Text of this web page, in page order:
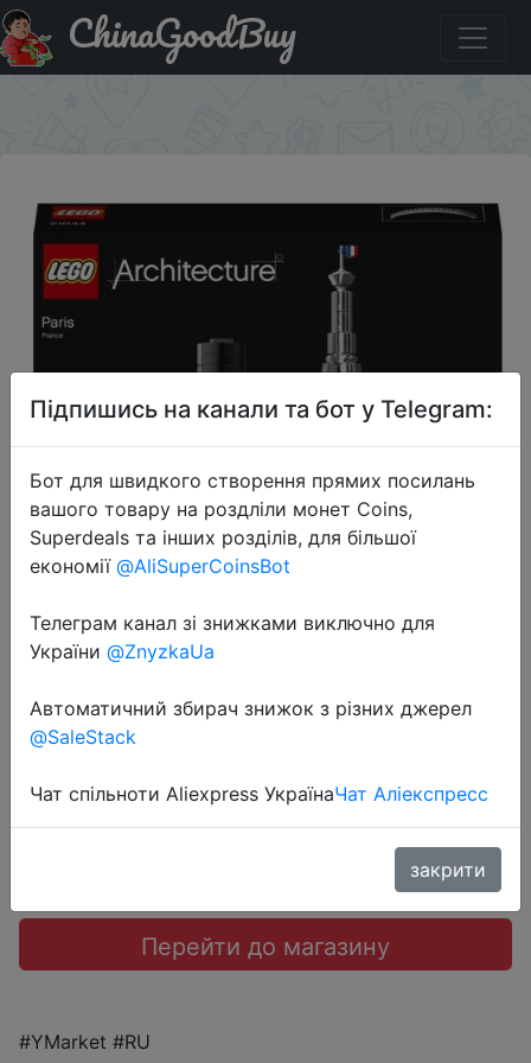
Придбати по акціи Конструктор LEGO Architecture
21044 ПарижChinaGoodBuy
2023-03-03
Конструктор LEGO Architecture
21044 Париж
3599 руб.
Sale
Перейти до магазину
#YMarket #RU
Підпишись на канали та бот у Telegram:
Бот для швидкого створення прямих посилань
вашого товару на роздліли монет Coins,
Superdeals та інших розділів, для більшої
економії @AliSuperCoinsBot
Телеграм канал зі знижками виключно для
України @ZnyzkaUa
Автоматичний збирач знижок з різних джерел
@SaleStack
Чат спільноти Aliexpress УкраїнаЧат Аліекспресс
закрити